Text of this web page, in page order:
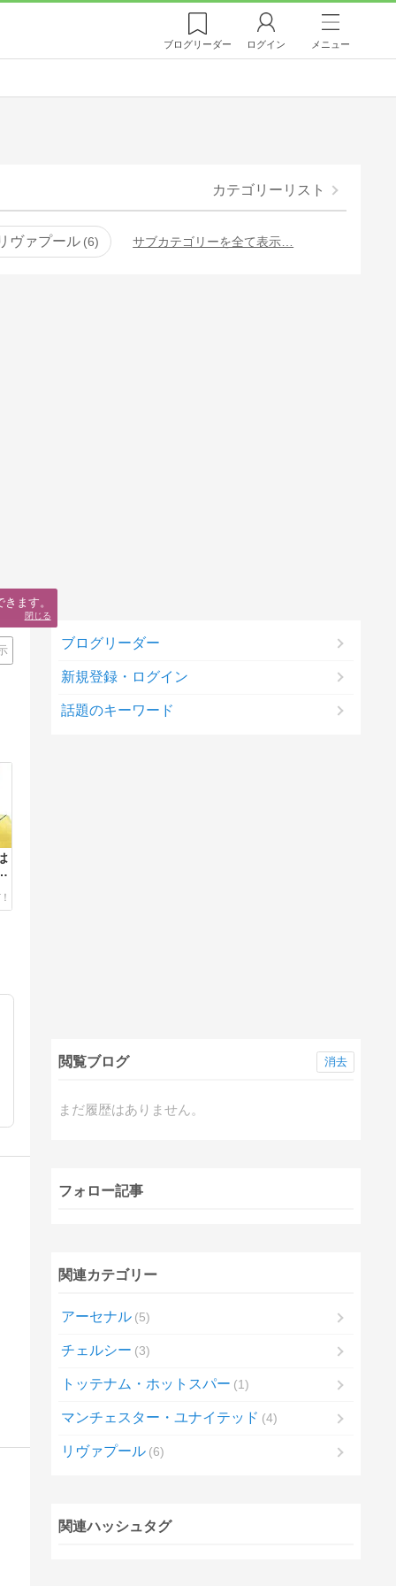
ブログリーダー ログイン メニュー
カテゴリーリスト
ヴァプール 6 サブカテゴリーを全て表示…
ブログリーダー
新規登録・ログイン
話題のキーワード
閲覧ブログ
まだ履歴はありません。
消去
フォロー記事
関連カテゴリー
アーセナル 5
チェルシー 3
トッテナム・ホットスパー 1
マンチェスター・ユナイテッド 4
リヴァプール 6
関連ハッシュタグ
ます。
閉じる